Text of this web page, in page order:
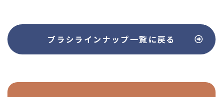
ブラシラインナップ一覧に戻る